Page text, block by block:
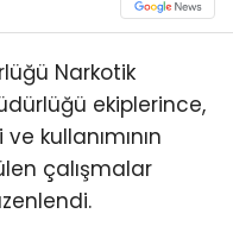
Narkotik
ekiplerince,
kullanımının
çalışmalar